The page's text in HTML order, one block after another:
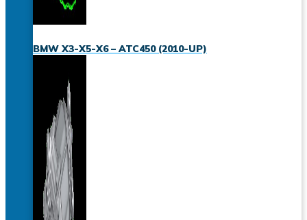
BMW X3-X5-X6 – ATC450 (2010-UP)